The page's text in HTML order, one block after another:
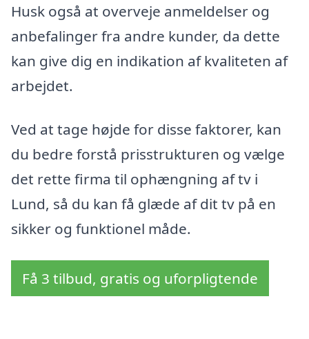
Husk også at overveje anmeldelser og
anbefalinger fra andre kunder, da dette
kan give dig en indikation af kvaliteten af
arbejdet.
Ved at tage højde for disse faktorer, kan
du bedre forstå prisstrukturen og vælge
det rette firma til ophængning af tv i
Lund, så du kan få glæde af dit tv på en
sikker og funktionel måde.
Få 3 tilbud, gratis og uforpligtende